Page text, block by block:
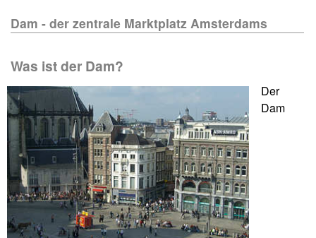
Dam - der zentrale Marktplatz Amsterdams
Was ist der Dam?
Der
Dam